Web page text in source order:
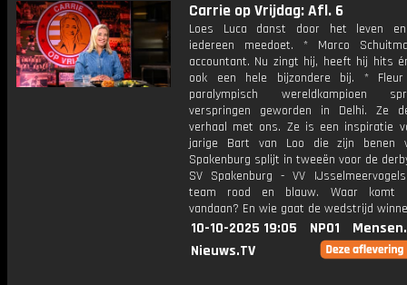
Carrie op Vrijdag: Afl. 6
Loes Luca danst door het leven
iedereen meedoet. * Marco
accountant. Nu zingt hij, heeft hij hits
ook een hele bijzondere bij. *
paralympisch wereldkampioen
verspringen geworden in Delhi. Ze
verhaal met ons. Ze is een inspiratie
jarige Bart van Loo die zijn benen
Spakenburg splijt in tweeën voor de
SV Spakenburg - VV
team rood en blauw. Waar komt
vandaan? En wie gaat de wedstrijd
10-10-2025 19:05 NPO1
Nieuws.TV